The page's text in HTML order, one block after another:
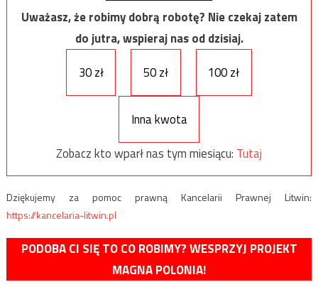
Uważasz, że robimy dobrą robotę? Nie czekaj zatem
do jutra, wspieraj nas od dzisiaj.
30 zł
50 zł 100 zł
Inna kwota
Zobacz kto wparł nas tym miesiącu: Tutaj
Dziękujemy za pomoc prawną Kancelarii Prawnej Litwin:
https://kancelaria-litwin.pl
PODOBA CI SIĘ TO CO ROBIMY? WESPRZYJ PROJEKT
MAGNA POLONIA!